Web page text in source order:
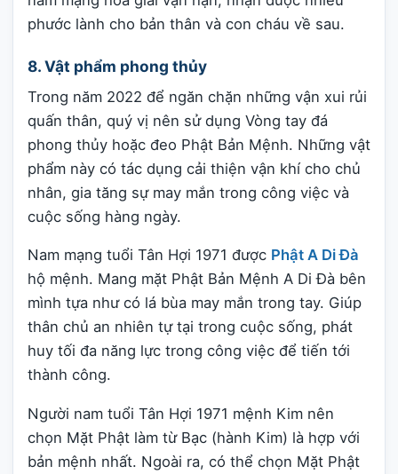
phước lành cho bản thân và con cháu về sau.
8. Vật phẩm phong thủy
Trong năm 2022 để ngăn chặn những vận xui rủi
quấn thân, quý vị nên sử dụng Vòng tay đá
phong thủy hoặc đeo Phật Bản Mệnh. Những vật
phẩm này có tác dụng cải thiện vận khí cho chủ
nhân, gia tăng sự may mắn trong công việc và
cuộc sống hàng ngày.
Nam mạng tuổi Tân Hợi 1971 được Phật A Di Đà
hộ mệnh. Mang mặt Phật Bản Mệnh A Di Đà bên
mình tựa như có lá bùa may mắn trong tay. Giúp
thân chủ an nhiên tự tại trong cuộc sống, phát
huy tối đa năng lực trong công việc để tiến tới
thành công.
Người nam tuổi Tân Hợi 1971 mệnh Kim nên
chọn Mặt Phật làm từ Bạc (hành Kim) là hợp với
bản mệnh nhất. Ngoài ra, có thể chọn Mặt Phật